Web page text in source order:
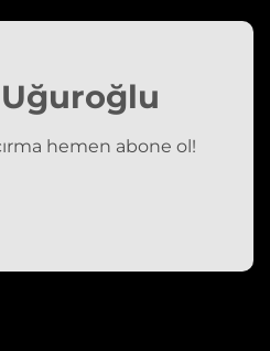
hemen abone ol!